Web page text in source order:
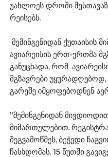
უახლოეს დროში
რეისებს.
მემინგენიდან ქუთაისის
ავიარეისის ერთ-ერთმა
განუცხადა, რომ
მგზავრები
გარეშე იმყოფებოდნენ
”მემინგენიდან
მიმართულებით.
შეგვამოწმეს, ბეჭედი
ჩასხდომას. 15 წუთში